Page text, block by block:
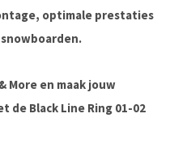
optimale prestaties
More en maak jouw
de Black Line Ring 01-02